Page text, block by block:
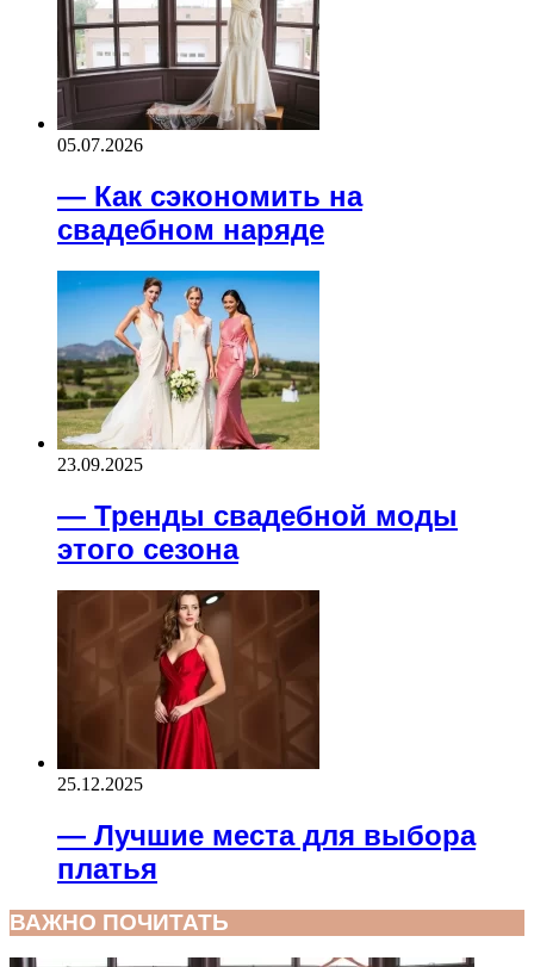
05.07.2026
— Как сэкономить на
свадебном наряде
23.09.2025
— Тренды свадебной моды
этого сезона
25.12.2025
— Лучшие места для выбора
платья
ВАЖНО ПОЧИТАТЬ